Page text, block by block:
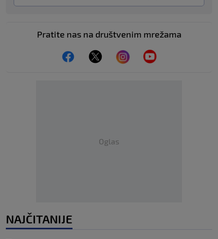
Pratite nas na društvenim mrežama
Oglas
NAJČITANIJE